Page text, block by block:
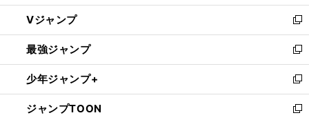
ウ
ィ
ン
ド
ウ
で
開
く
し
い
ウ
ィ
ン
ド
ウ
で
Vジャンプ
新
し
い
ウ
ィ
ン
ド
最強ジャンプ
新
し
い
ウ
ィ
少年ジャンプ+
新
し
い
ジャンプTOON
新